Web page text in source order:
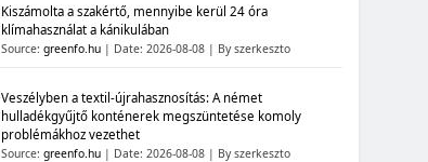
Kiszámolta a szakértő, mennyibe kerül 24 óra
klímahasználat a kánikulában
Source:greenfo.hu Date: 2026-08-08 By szerkeszto
Veszélyben a textil-újrahasznosítás: A német
hulladékgyűjtő konténerek megszüntetése komoly
problémákhoz vezethet
Source:greenfo.hu Date: 2026-08-08 By szerkeszto